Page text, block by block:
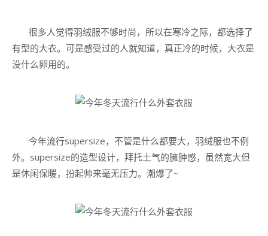
很多人觉得羽绒服不够时尚，所以在寒冷之际，都选择了
有型的大衣。可是感受过的人就知道，真正冷的时候，大衣是
没什么卵用的。
今年流行supersize，不管是什么都要大，羽绒服也不例
外。supersize的造型设计，拜托土气的臃肿感，虽然宽大但
是休闲保暖，扮起帅来毫无压力。潮爆了~